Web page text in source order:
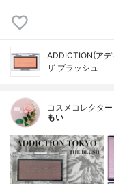
ADDICTION(アデ
ザ ブラッシュ
コスメコレクター
もい